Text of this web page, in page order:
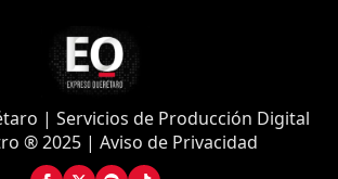
| Servicios de Producción Digital
® 2025 | Aviso de Privacidad